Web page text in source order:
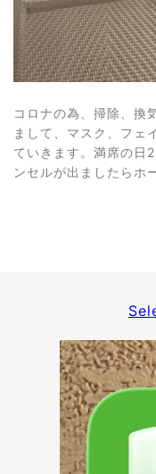
コロナの為、掃除、換
まして、マスク、フェ
ていきます。満席の日
ンセルが出ましたらホ